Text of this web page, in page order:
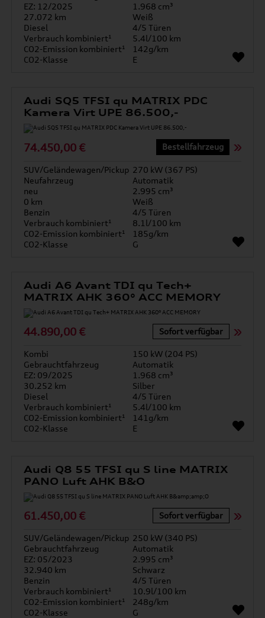
EZ: 12/2025
1.968 cm³
27.072 km
Weiß
Diesel
4/5 Türen
Verbrauch kombiniert¹
5.4l/100 km
CO2-Emission kombiniert¹
142g/km
CO2-Klasse
E
Audi SQ5 TFSI qu MATRIX PDC
Kamera Virt UPE 86.500,-
74.450,00 € Bestellfahrzeug
SUV/Geländewagen/Pickup 270 kW (367 PS)
Neufahrzeug
Automatik
neu
2.995 cm³
0 km
Weiß
Benzin
4/5 Türen
Verbrauch kombiniert¹
8.1l/100 km
CO2-Emission kombiniert¹
185g/km
CO2-Klasse
G
Audi A6 Avant TDI qu Tech+
MATRIX AHK 360° ACC MEMORY
44.890,00 € Sofort verfügbar
Kombi
150 kW (204 PS)
Gebrauchtfahrzeug
Automatik
EZ: 09/2025
1.968 cm³
30.252 km
Silber
Diesel
4/5 Türen
Verbrauch kombiniert¹
5.4l/100 km
CO2-Emission kombiniert¹
141g/km
CO2-Klasse
E
Audi Q8 55 TFSI qu S line MATRIX
PANO Luft AHK B&O
61.450,00 € Sofort verfügbar
SUV/Geländewagen/Pickup 250 kW (340 PS)
Gebrauchtfahrzeug
Automatik
EZ: 05/2023
2.995 cm³
32.940 km
Schwarz
Benzin
4/5 Türen
Verbrauch kombiniert¹
10.9l/100 km
CO2-Emission kombiniert¹
248g/km
CO2-Klasse
G